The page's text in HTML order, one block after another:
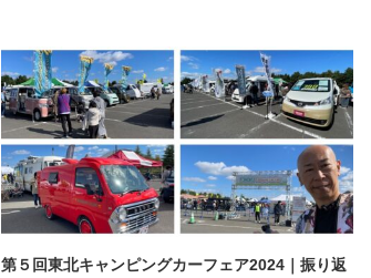
第５回東北キャンピングカーフェア2024｜振り返